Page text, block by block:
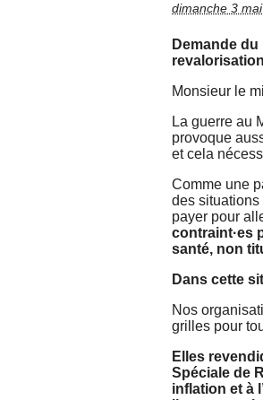
dimanche 3
Demande
Monsieur le
La guerre au
provoque
et cela
Comme une
des situations
payer pour
contraint·es
santé, non
Dans cette
Nos
grilles pour
Elles
Spéciale de
inflation et à